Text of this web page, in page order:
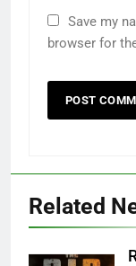
Save my
browser for
Related